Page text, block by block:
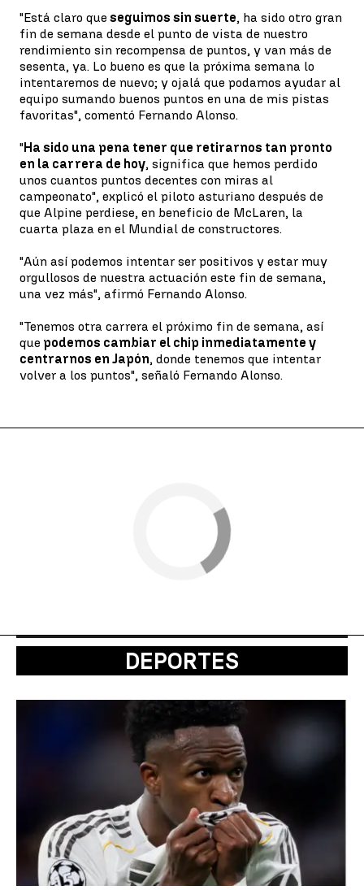
"Está claro que seguimos sin suerte, ha sido otro gran
fin de semana desde el punto de vista de nuestro
rendimiento sin recompensa de puntos, y van más de
sesenta, ya. Lo bueno es que la próxima semana lo
intentaremos de nuevo; y ojalá que podamos ayudar al
equipo sumando buenos puntos en una de mis pistas
favoritas", comentó Fernando Alonso.
"Ha sido una pena tener que retirarnos tan pronto
en la carrera de hoy, significa que hemos perdido
unos cuantos puntos decentes con miras al
campeonato", explicó el piloto asturiano después de
que Alpine perdiese, en beneficio de McLaren, la
cuarta plaza en el Mundial de constructores.
"Aún así podemos intentar ser positivos y estar muy
orgullosos de nuestra actuación este fin de semana,
una vez más", afirmó Fernando Alonso.
"Tenemos otra carrera el próximo fin de semana, así
que podemos cambiar el chip inmediatamente y
centrarnos en Japón, donde tenemos que intentar
volver a los puntos", señaló Fernando Alonso.
DEPORTES